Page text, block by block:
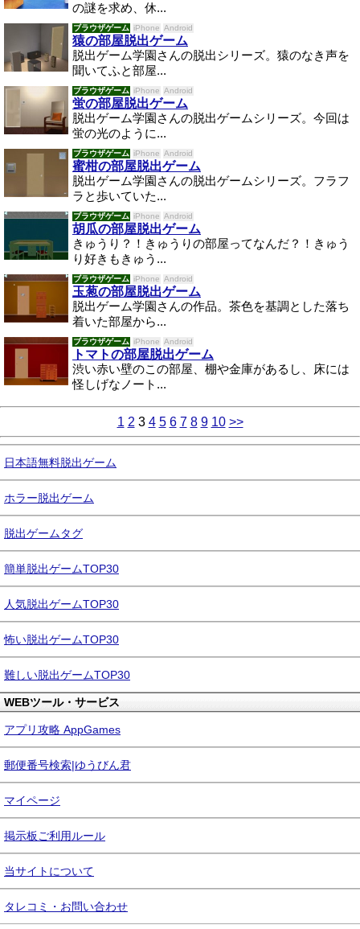
の謎を求め、休...
ブラウザゲーム iPhone Android
猿の部屋脱出ゲーム
脱出ゲーム学園さんの脱出シリーズ。猿のなき声を
聞いてふと部屋...
ブラウザゲーム iPhone Android
蛍の部屋脱出ゲーム
脱出ゲーム学園さんの脱出ゲームシリーズ。今回は
蛍の光のように...
ブラウザゲーム iPhone Android
蜜柑の部屋脱出ゲーム
脱出ゲーム学園さんの脱出ゲームシリーズ。フラフ
ラと歩いていた...
ブラウザゲーム iPhone Android
胡瓜の部屋脱出ゲーム
きゅうり？！きゅうりの部屋ってなんだ？！きゅう
り好きもきゅう...
ブラウザゲーム iPhone Android
玉葱の部屋脱出ゲーム
脱出ゲーム学園さんの作品。茶色を基調とした落ち
着いた部屋から...
ブラウザゲーム iPhone Android
トマトの部屋脱出ゲーム
渋い赤い壁のこの部屋、棚や金庫があるし、床には
怪しげなノート...
1 2 3 4 5 6 7 8 9 10 >>
日本語無料脱出ゲーム
ホラー脱出ゲーム
脱出ゲームタグ
簡単脱出ゲームTOP30
人気脱出ゲームTOP30
怖い脱出ゲームTOP30
難しい脱出ゲームTOP30
WEBツール・サービス
アプリ攻略 AppGames
郵便番号検索|ゆうびん君
マイページ
掲示板ご利用ルール
当サイトについて
タレコミ・お問い合わせ